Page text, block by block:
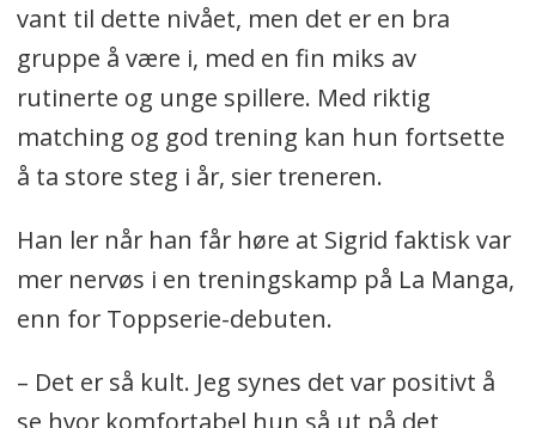
vant til dette nivået, men det er en bra
gruppe å være i, med en fin miks av
rutinerte og unge spillere. Med riktig
matching og god trening kan hun fortsette
å ta store steg i år, sier treneren.
Han ler når han får høre at Sigrid faktisk var
mer nervøs i en treningskamp på La Manga,
enn for Toppserie-debuten.
– Det er så kult. Jeg synes det var positivt å
se hvor komfortabel hun så ut på det